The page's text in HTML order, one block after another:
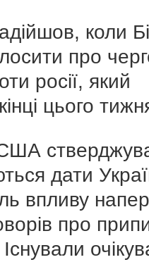
коли
про
росії, який
цього
дати
впливу
про